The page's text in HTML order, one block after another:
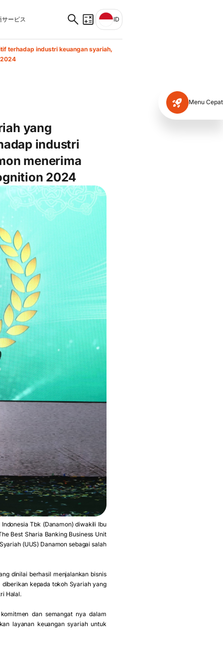
サービス ID
terhadap industri keuangan syariah,
2024
Menu Cepat
yang
industri
menerima
2024
Tbk (Danamon) diwakili Ibu
Best Sharia Banking Business Unit
(UUS) Danamon sebagai salah
dinilai berhasil menjalankan bisnis
kepada tokoh Syariah yang
Halal.
dan semangat nya dalam
layanan keuangan syariah untuk